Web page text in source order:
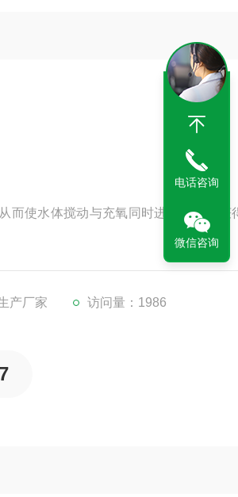
而使水体搅动与充氧同时进行，即可获
产厂家 访问量：1986
电话咨询
微信咨询